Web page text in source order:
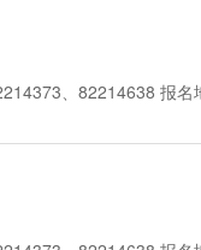
、82214638 报